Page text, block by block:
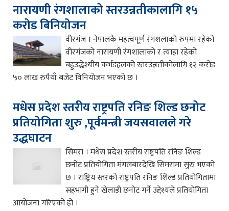
नारायणी रंगशालाको स्तरउन्नतीकालागि १५
करोड बिनियोजन
वीरगंज । नेपालकै महत्वपूर्ण रंगशलाको रुपमा रहेको
वीरगंजको नारायणी रंगशालाको र त्याहा रहेको
बहुउद्धेश्यीय कर्भडहलको स्तरउन्नतीकोलागि १२ करोड
५० लाख रुपैयाँ बजेट विनियोजन भएको छ ।
मधेस प्रदेश स्तरीय राष्ट्रपति रनिङ शिल्ड छनोट
प्रतियोगिता शुरु ,पूर्वमन्त्री जयसवालले गरे
उद्धघाटन
सिमरा । मधेस प्रदेश स्तरीय राष्ट्रपति रनिङ शिल्ड
छनोट प्रतियोगिता मंगलबारदेखि सिमरामा सुरु भएको
छ । राष्ट्रिय स्तरको राष्ट्रपति रनिङ शिल्ड प्रतियोगितामा
सहभागी हुने खेलाडी छनोट गर्ने उद्देश्यले प्रतियोगिता
आयोजना गरिएको हो ।